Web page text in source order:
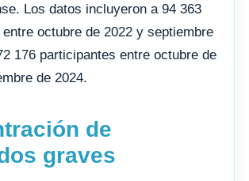
Los datos incluyeron a 94 363
octubre de 2022 y septiembre
176 participantes entre octubre de
de 2024.
de
graves